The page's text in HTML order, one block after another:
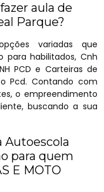
aula de
Parque?
variadas que
para habilitados, Cnh
PCD e Carteiras de
Pcd. Contando com
o empreendimento
buscando a sua
Autoescola
para quem
E MOTO